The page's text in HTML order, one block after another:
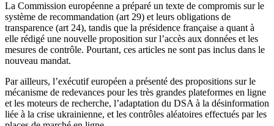
La Commission européenne a préparé un texte de compromis sur le
système de recommandation (art 29) et leurs obligations de
transparence (art 24), tandis que la présidence française a quant à
elle rédigé une nouvelle proposition sur l’accès aux données et les
mesures de contrôle. Pourtant, ces articles ne sont pas inclus dans le
nouveau mandat.
Par ailleurs, l’exécutif européen a présenté des propositions sur le
mécanisme de redevances pour les très grandes plateformes en ligne
et les moteurs de recherche, l’adaptation du DSA à la désinformation
liée à la crise ukrainienne, et les contrôles aléatoires effectués par les